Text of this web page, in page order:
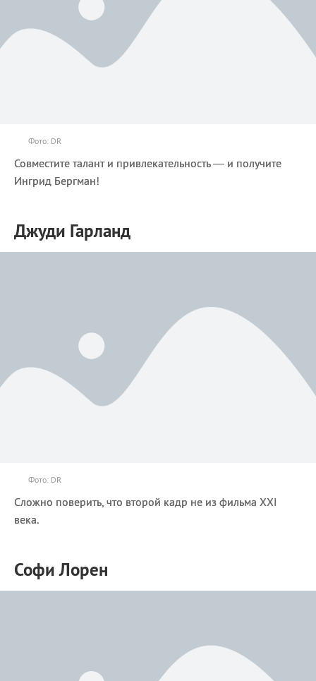
Фото: DR
Совместите талант и привлекательность — и получите
Ингрид Бергман!
Джуди Гарланд
Фото: DR
Сложно поверить, что второй кадр не из фильма XXI
века.
Софи Лорен